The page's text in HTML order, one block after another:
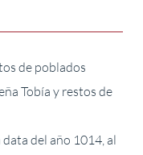
de poblados
Tobía y restos de
del año 1014, al